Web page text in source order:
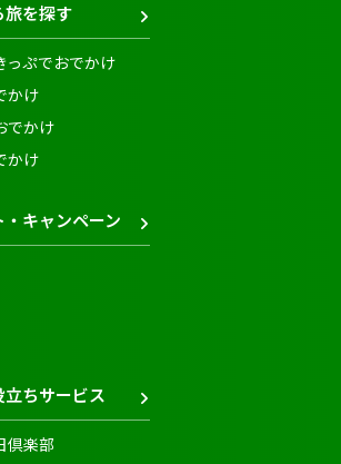
旅を探す
っぷでおでかけ
かけ
でかけ
かけ
・キャンペーン
ちサービス
倶楽部